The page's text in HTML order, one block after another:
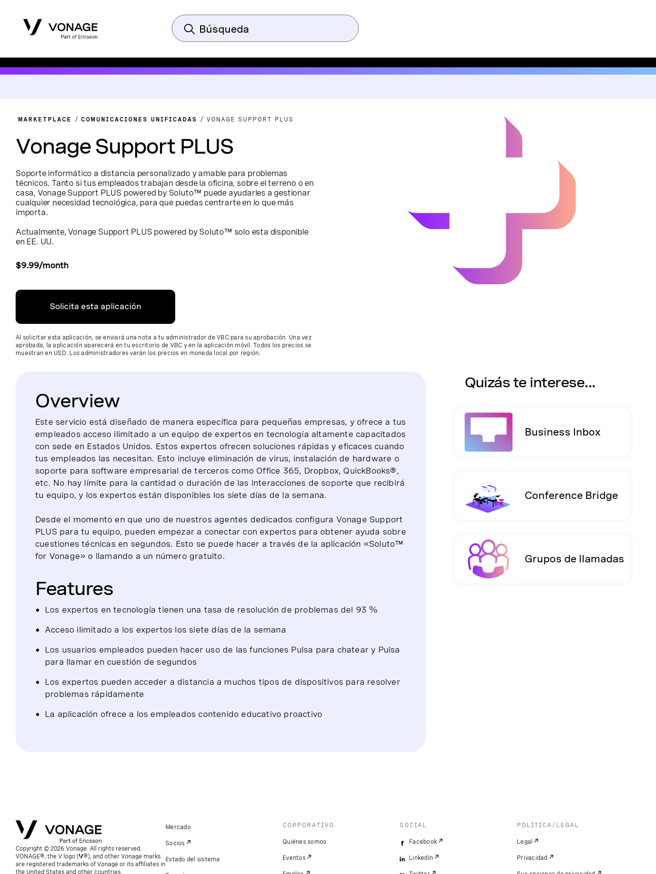
MARKETPLACE COMUNICACIONES UNIFICADAS VONAGE SUPPORT PLUS
Vonage Support PLUS
Soporte informático a distancia personalizado y amable para problemas
técnicos. Tanto si tus empleados trabajan desde la oficina, sobre el terreno o en
casa, Vonage Support PLUS powered by Soluto™ puede ayudarles a gestionar
cualquier necesidad tecnológica, para que puedas centrarte en lo que más
importa.
Actualmente, Vonage Support PLUS powered by Soluto™ solo esta disponible
en EE. UU.
$9.99/month
Solicita esta aplicación
Al solicitar esta aplicación, se enviará una nota a tu administrador de VBC para su aprobación. Una vez
aprobada, la aplicación aparecerá en tu escritorio de VBC y en la aplicación móvil. Todos los precios se
muestran en USD. Los administradores verán los precios en moneda local por región.
Overview
Este servicio está diseñado de manera específica para pequeñas empresas, y ofrece a tus
empleados acceso ilimitado a un equipo de expertos en tecnología altamente capacitados
con sede en Estados Unidos. Estos expertos ofrecen soluciones rápidas y eficaces cuando
tus empleados las necesitan. Esto incluye eliminación de virus, instalación de hardware o
soporte para software empresarial de terceros como Office 365, Dropbox, QuickBooks®,
etc. No hay límite para la cantidad o duración de las interacciones de soporte que recibirá
tu equipo, y los expertos están disponibles los siete días de la semana.
Desde el momento en que uno de nuestros agentes dedicados configura Vonage Support
PLUS para tu equipo, pueden empezar a conectar con expertos para obtener ayuda sobre
cuestiones técnicas en segundos. Esto se puede hacer a través de la aplicación «Soluto™
for Vonage» o llamando a un número gratuito.
Features
Los expertos en tecnología tienen una tasa de resolución de problemas del 93 %
Acceso ilimitado a los expertos los siete días de la semana
Los usuarios empleados pueden hacer uso de las funciones Pulsa para chatear y Pulsa
para llamar en cuestión de segundos
Los expertos pueden acceder a distancia a muchos tipos de dispositivos para resolver
problemas rápidamente
La aplicación ofrece a los empleados contenido educativo proactivo
Quizás te interese...
Business Inbox
Conference Bridge
Grupos de llamadas
Copyright © 2026 Vonage. All rights reserved.
VONAGE®, the V logo (
®), and other Vonage marks
are registered trademarks of Vonage or its affiliates in
the United States and other countries.
Mercado
Socios
Estado del sistema
CORPORATIVO
Quiénes somos
Eventos
SOCIAL
Facebook
LinkedIn
POLÍTICA/LEGAL
Legal
Privacidad